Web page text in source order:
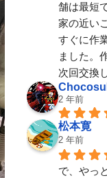
舗は最短
家の近い
すぐに作
ました。
次回交換
2 年前
松本寛
2 年前
で、やっ